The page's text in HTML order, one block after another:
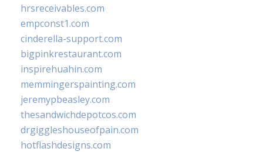
hrsreceivables.com
empconst1.com
cinderella-support.com
bigpinkrestaurant.com
inspirehuahin.com
memmingerspainting.com
jeremypbeasley.com
thesandwichdepotcos.com
drgiggleshouseofpain.com
hotflashdesigns.com